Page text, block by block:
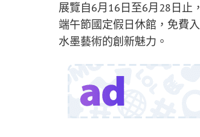
展覽自6月16日至6月28日止
端午節國定假日休館，免費
水墨藝術的創新魅力。